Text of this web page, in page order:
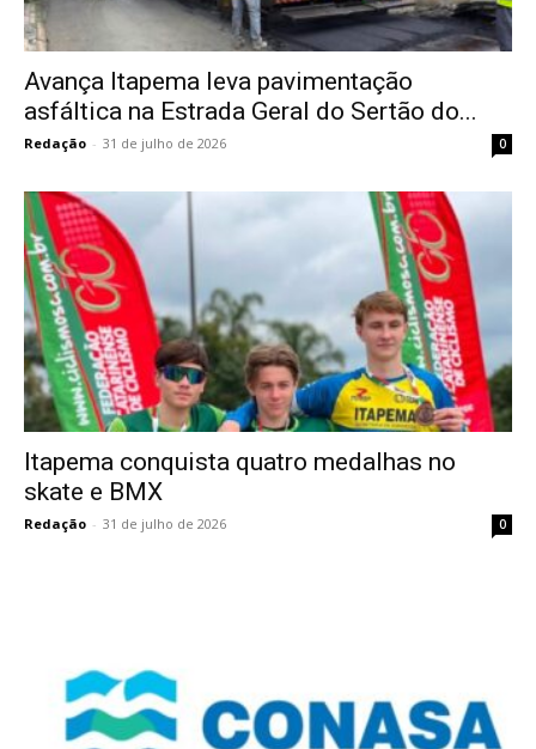
Avança Itapema leva pavimentação
asfáltica na Estrada Geral do Sertão do...
Redação - 31 de julho de 2026 0
Itapema conquista quatro medalhas no
skate e BMX
Redação - 31 de julho de 2026 0